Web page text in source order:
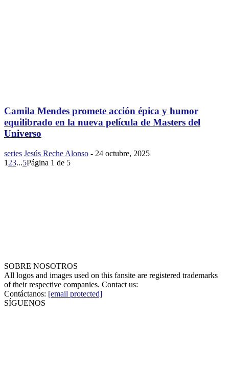
Camila Mendes promete acción épica y humor
equilibrado en la nueva película de Masters del
Universo
series Jesús Reche Alonso - 24 octubre, 2025
1 23...5Página 1 de 5
SOBRE NOSOTROS
All logos and images used on this fansite are registered trademarks
of their respective companies. Contact us:
Contáctanos: [email protected]
SÍGUENOS